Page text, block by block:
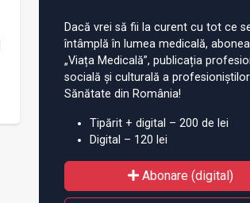
Dacă vrei să fii la curent cu tot ce
întâmplă în lumea medicală,
„Viața Medicală”, publicația
socială și culturală a
Sănătate din România!
Tipărit + digital – 200 de lei
Digital – 120 lei
Abonare (digital)